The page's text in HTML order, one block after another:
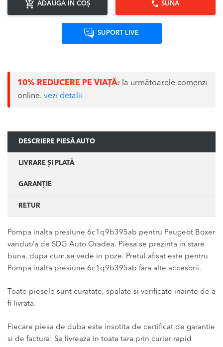
ADAUGĂ ÎN COȘ SUNĂ
SUPORT LIVE
10% REDUCERE PE VIAȚĂ: la următoarele comenzi
online. vezi detalii
DESCRIERE PIESĂ AUTO
LIVRARE ȘI PLATĂ
GARANȚIE
RETUR
Pompa inalta presiune 6c1q9b395ab pentru Peugeot Boxer
vandut/a de SDG Auto Oradea. Piesa se prezinta in stare
buna, dupa cum se vede in poze. Pretul afisat este pentru
Pompa inalta presiune 6c1q9b395ab fara alte accesorii.
Toate piesele sunt curatate, spalate si verificate inainte de a
fi livrata.
Fiecare piesa de duba este insotita de certificat de garantie
si de factura! Se livreaza in toata tara prin curier rapid